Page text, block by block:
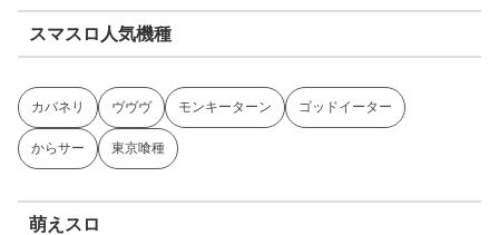
スマスロ人気機種
カバネリ ヴヴヴ モンキーターン ゴッドイーター
からサー 東京喰種
萌えスロ